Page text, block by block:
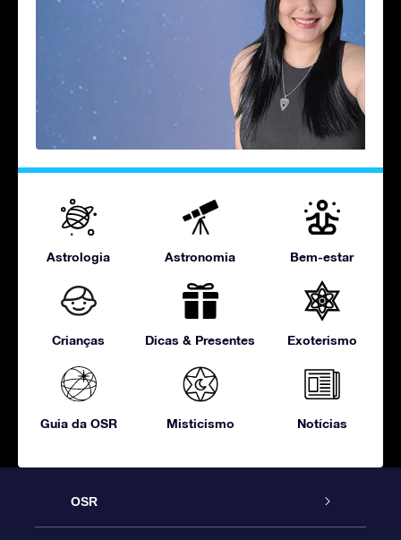
Astrologia Astronomia Bem-estar
Crianças Dicas & Presentes Exoterismo
Guia da OSR Misticismo Notícias
OSR